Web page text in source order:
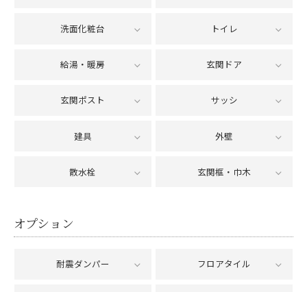
洗面化粧台 トイレ
給湯・暖房 玄関ドア
玄関ポスト サッシ
建具 外壁
散水栓 玄関框・巾木
オプション
耐震ダンパー フロアタイル